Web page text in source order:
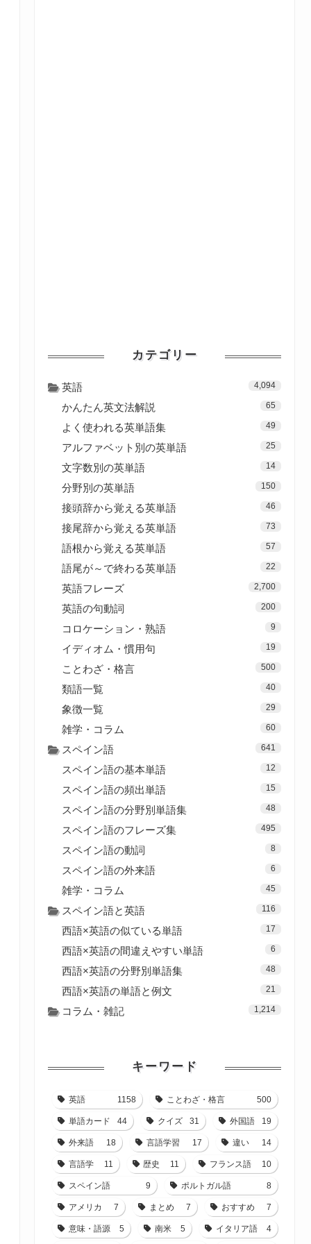
カテゴリー
英語 4,094
かんたん英文法解説 65
よく使われる英単語集 49
アルファベット別の英単語 25
文字数別の英単語 14
分野別の英単語 150
接頭辞から覚える英単語 46
接尾辞から覚える英単語 73
語根から覚える英単語 57
語尾が～で終わる英単語 22
英語フレーズ 2,700
英語の句動詞 200
コロケーション・熟語 9
イディオム・慣用句 19
ことわざ・格言 500
類語一覧 40
象徴一覧 29
雑学・コラム 60
スペイン語 641
スペイン語の基本単語 12
スペイン語の頻出単語 15
スペイン語の分野別単語集 48
スペイン語のフレーズ集 495
スペイン語の動詞 8
スペイン語の外来語 6
雑学・コラム 45
スペイン語と英語 116
西語×英語の似ている単語 17
西語×英語の間違えやすい単語 6
西語×英語の分野別単語集 48
西語×英語の単語と例文 21
コラム・雑記 1,214
キーワード
英語 1158 ことわざ・格言 500
単語カード 44 クイズ 31 外国語 19
外来語 18 言語学習 17 違い 14
言語学 11 歴史 11 フランス語 10
スペイン語 9 ポルトガル語 8
アメリカ 7 まとめ 7 おすすめ 7
意味・語源 5 南米 5 イタリア語 4